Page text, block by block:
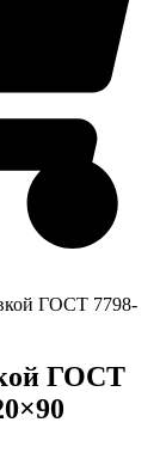
ГОСТ 7798-
ГОСТ